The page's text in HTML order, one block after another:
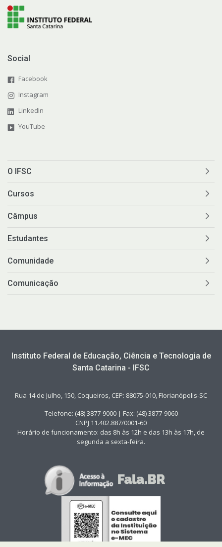
Social
Facebook
Instagram
LinkedIn
YouTube
O IFSC
Cursos
Câmpus
Estudantes
Comunidade
Comunicação
Instituto Federal de Educação, Ciência e Tecnologia de
Santa Catarina - IFSC
Rua 14 de Julho, 150, Coqueiros, CEP: 88075-010, Florianópolis-SC
Telefone: (48) 3877-9000 | Fax: (48) 3877-9060
CNPJ 11.402.887/0001-60
Horário de funcionamento: das 8h às 12h e das 13h às 17h, de
segunda a sexta-feira.